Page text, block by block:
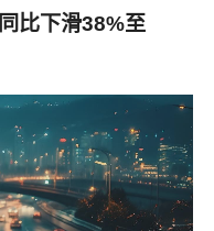
比下滑38%至